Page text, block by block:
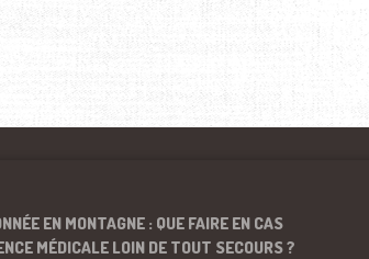
EN MONTAGNE : QUE FAIRE EN CAS
MÉDICALE LOIN DE TOUT SECOURS ?